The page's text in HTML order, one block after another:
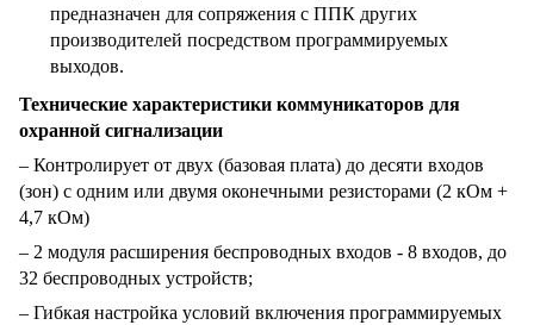
предназначен для сопряжения с ППК других
производителей посредством программируемых
выходов.
Технические характеристики коммуникаторов для
охранной сигнализации
– Контролирует от двух (базовая плата) до десяти входов
(зон) с одним или двумя оконечными резисторами (2 кОм +
4,7 кОм)
– 2 модуля расширения беспроводных входов - 8 входов, до
32 беспроводных устройств;
– Гибкая настройка условий включения программируемых